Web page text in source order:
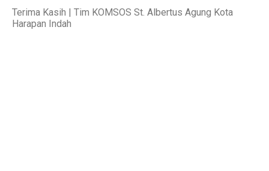
Terima Kasih | Tim KOMSOS St. Albertus Agung Kota
Harapan Indah